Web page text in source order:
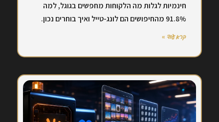
חינמיות לגלות מה הלקוחות מחפשים בגוגל, למה
91.8% מהחיפושים הם לונג-טייל ואיך בוחרים נכון.
קרא עוד »